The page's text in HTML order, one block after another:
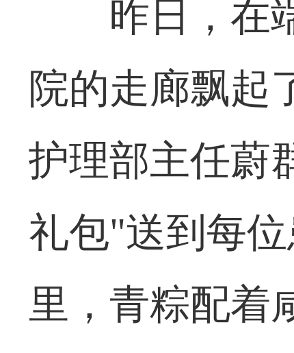
昨日，在
院的走廊飘起
护理部主任蔚
礼包"送到每
里，青粽配着